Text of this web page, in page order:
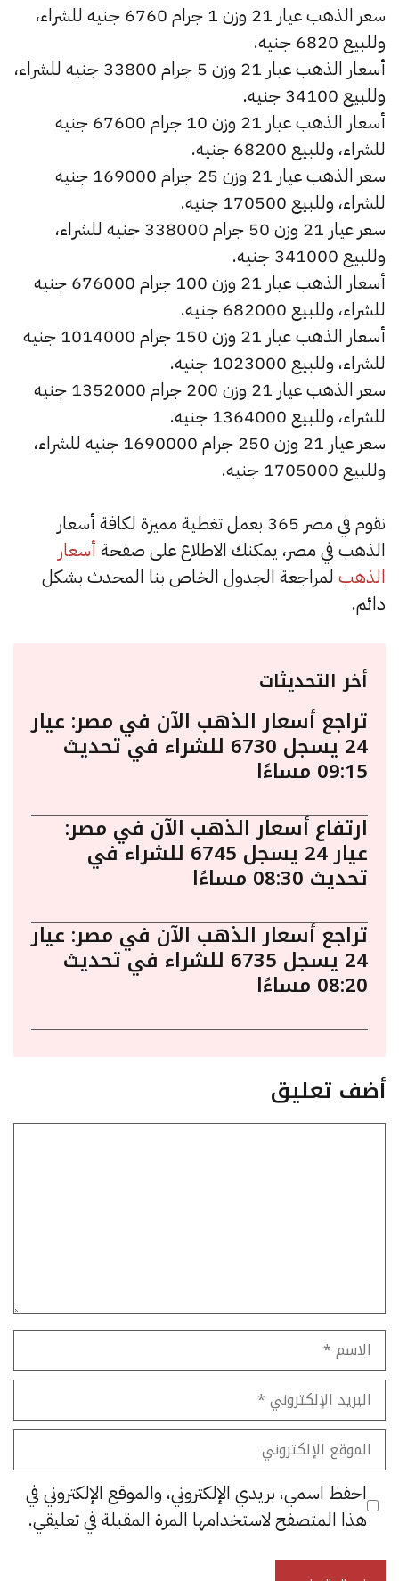
سعر الذهب عيار 21 وزن 1 جرام 6760 جنيه للشراء،
وللبيع 6820 جنيه.
أسعار الذهب عيار 21 وزن 5 جرام 33800 جنيه للشراء،
وللبيع 34100 جنيه.
أسعار الذهب عيار 21 وزن 10 جرام 67600 جنيه
للشراء، وللبيع 68200 جنيه.
سعر الذهب عيار 21 وزن 25 جرام 169000 جنيه
للشراء، وللبيع 170500 جنيه.
سعر عيار 21 وزن 50 جرام 338000 جنيه للشراء،
وللبيع 341000 جنيه.
أسعار الذهب عيار 21 وزن 100 جرام 676000 جنيه
للشراء، وللبيع 682000 جنيه.
أسعار الذهب عيار 21 وزن 150 جرام 1014000 جنيه
للشراء، وللبيع 1023000 جنيه.
سعر الذهب عيار 21 وزن 200 جرام 1352000 جنيه
للشراء، وللبيع 1364000 جنيه.
سعر عيار 21 وزن 250 جرام 1690000 جنيه للشراء،
وللبيع 1705000 جنيه.
نقوم في مصر 365 بعمل تغطية مميزة لكافة أسعار
الذهب في مصر، يمكنك الاطلاع على صفحة أسعار
الذهب لمراجعة الجدول الخاص بنا المحدث بشكل
دائم.
أخر التحديثات
تراجع أسعار الذهب الآن في مصر: عيار
24 يسجل 6730 للشراء في تحديث
09:15 مساءًا
ارتفاع أسعار الذهب الآن في مصر:
عيار 24 يسجل 6745 للشراء في
تحديث 08:30 مساءًا
تراجع أسعار الذهب الآن في مصر: عيار
24 يسجل 6735 للشراء في تحديث
08:20 مساءًا
أضف تعليق
الاسم
البريد
الإلكتروني
الموقع
الإلكتروني
احفظ اسمي، بريدي الإلكتروني، والموقع الإلكتروني في
هذا المتصفح لاستخدامها المرة المقبلة في تعليقي.